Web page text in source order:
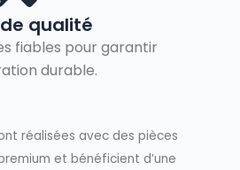
qualité
fiables pour garantir
durable.
réalisées avec des pièces
et bénéficient d’une